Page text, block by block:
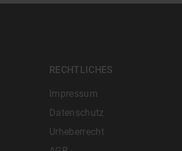
RECHTLICHES
Impressum
Datenschutz
Urheberrecht